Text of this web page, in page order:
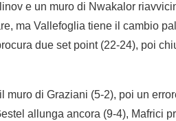
e un muro di Nwakalor
ma Vallefoglia tiene il cambio
due set point (22-24), poi
muro di Graziani (5-2), poi un
allunga ancora (9-4), Mafrici